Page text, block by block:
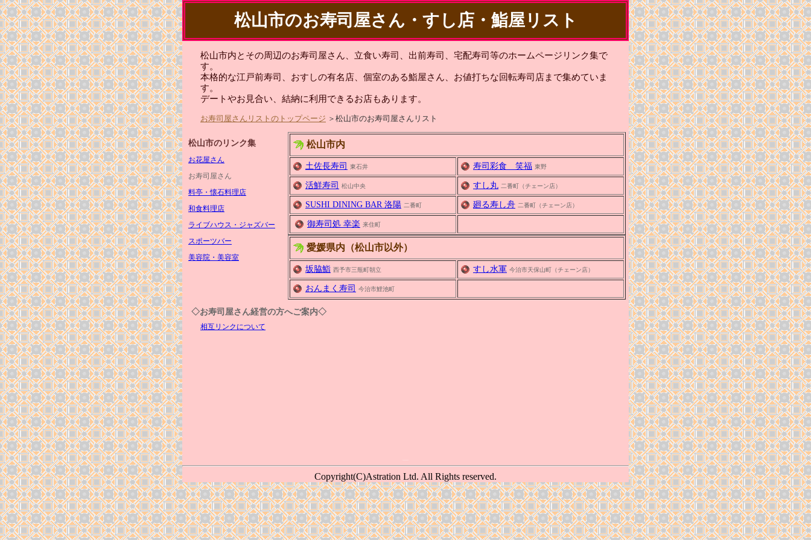
松山市のお寿司屋さん・すし店・鮨屋リスト
松山市内とその周辺のお寿司屋さん、立食い寿司、出前寿司、宅配寿司等のホームページリンク集で
す。
本格的な江戸前寿司、おすしの有名店、個室のある鮨屋さん、お値打ちな回転寿司店まで集めていま
す。
デートやお見合い、結納に利用できるお店もあります。
お寿司屋さんリストのトップページ ＞松山市のお寿司屋さんリスト
松山市内
土佐長寿司 東石井 寿司彩食 笑福 東野
活鮮寿司 松山中央 すし丸 二番町（チェーン店）
SUSHI DINING BAR 洛陽 二番町 廻る寿し舟 二番町（チェーン店）
御寿司処 幸楽 来住町
愛媛県内（松山市以外）
坂脇鮨 西予市三瓶町朝立 すし水軍 今治市天保山町（チェーン店）
おんまく寿司 今治市鯉池町
松山市のリンク集
お花屋さん
お寿司屋さん
料亭・懐石料理店
和食料理店
ライブハウス・ジャズバー
スポーツバー
美容院・美容室
◇お寿司屋さん経営の方へご案内◇
相互リンクについて
Copyright(C)Astration Ltd. All Rights reserved.